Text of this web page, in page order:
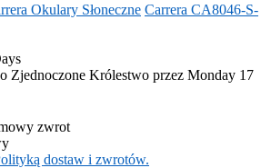
Okulary Słoneczne Carrera CA8046-S-
Zjednoczone Królestwo przez Monday 17
zwrot
dostaw i zwrotów.